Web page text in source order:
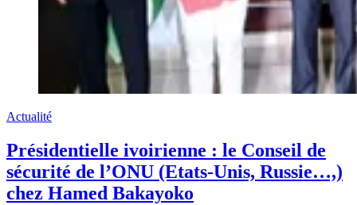
Actualité
Présidentielle ivoirienne : le Conseil de
sécurité de l’ONU (Etats-Unis, Russie…,)
chez Hamed Bakayoko